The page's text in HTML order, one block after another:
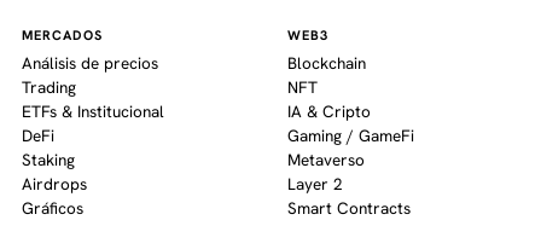
MERCADOS
Análisis de precios
Trading
ETFs & Institucional
DeFi
Staking
Airdrops
Gráficos
WEB3
Blockchain
NFT
IA & Cripto
Gaming / GameFi
Metaverso
Layer 2
Smart Contracts